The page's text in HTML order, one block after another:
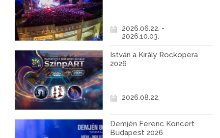
2026.06.22. -
2026.10.03.
István a Király Rockopera
2026
2026.08.22.
Demjén Ferenc Koncert
Budapest 2026